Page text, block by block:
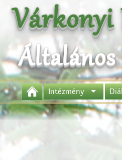
Várkonyi
Általános
Intézmény